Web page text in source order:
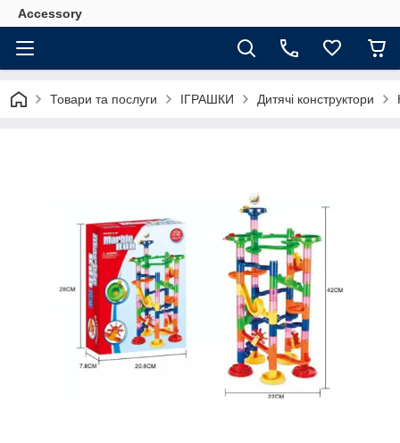
Accessory
Товари та послуги ІГРАШКИ Дитячі конструктори